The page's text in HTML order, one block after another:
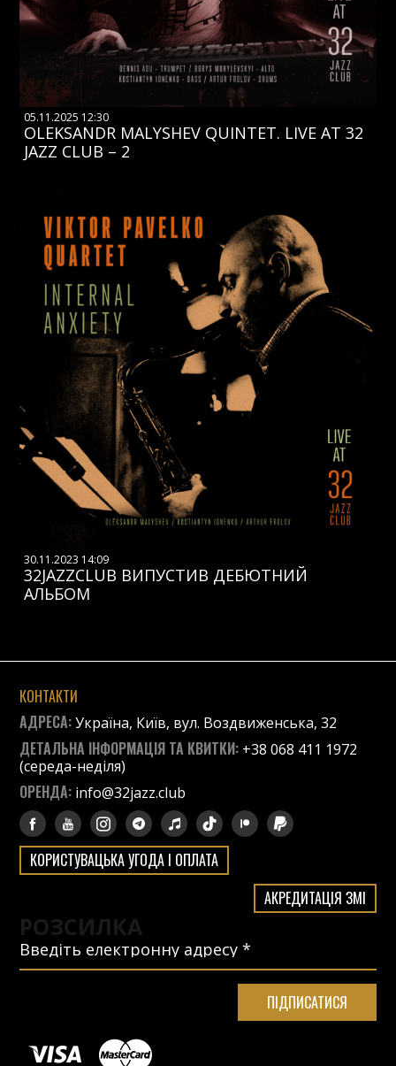
05.11.2025 12:30
OLEKSANDR MALYSHEV QUINTET. LIVE AT 32
JAZZ CLUB – 2
30.11.2023 14:09
32JAZZCLUB ВИПУСТИВ ДЕБЮТНИЙ
АЛЬБОМ
КОНТАКТИ
АДРЕСА:Україна, Київ, вул. Воздвиженська, 32
ДЕТАЛЬНА ІНФОРМАЦІЯ ТА КВИТКИ: +38 068 411 1972
(середа-неділя)
ОРЕНДА: info@32jazz.club
КОРИСТУВАЦЬКА УГОДА І ОПЛАТА
АКРЕДИТАЦІЯ ЗМІ
РОЗСИЛКА